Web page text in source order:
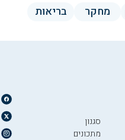
מחקר בריאות
סגנון
מתכונים